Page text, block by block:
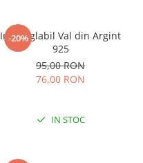
-20%
Inel reglabil Val din Argint
925
95,00 RON
76,00 RON
IN STOC